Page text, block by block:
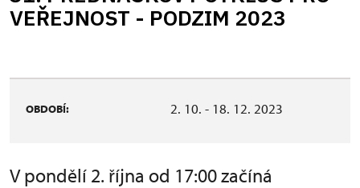
VEŘEJNOST - PODZIM 2023
OBDOBÍ: 2. 10. - 18. 12. 2023
V pondělí 2. října od 17:00 začíná